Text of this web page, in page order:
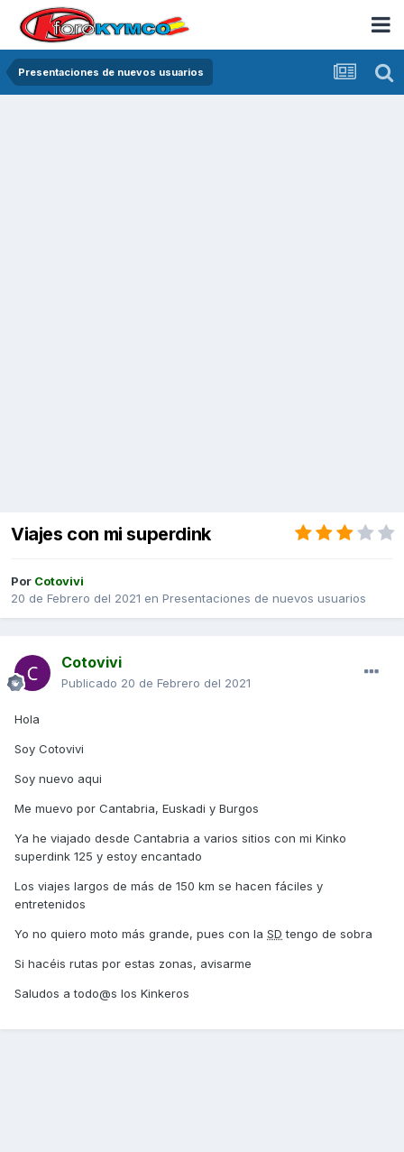
Presentaciones de nuevos usuarios
Viajes con mi superdink
Por Cotovivi
20 de Febrero del 2021 en Presentaciones de nuevos usuarios
Cotovivi
Publicado 20 de Febrero del 2021
Hola
Soy Cotovivi
Soy nuevo aqui
Me muevo por Cantabria, Euskadi y Burgos
Ya he viajado desde Cantabria a varios sitios con mi Kinko
superdink 125 y estoy encantado
Los viajes largos de más de 150 km se hacen fáciles y
entretenidos
Yo no quiero moto más grande, pues con la SD tengo de sobra
Si hacéis rutas por estas zonas, avisarme
Saludos a todo@s los Kinkeros